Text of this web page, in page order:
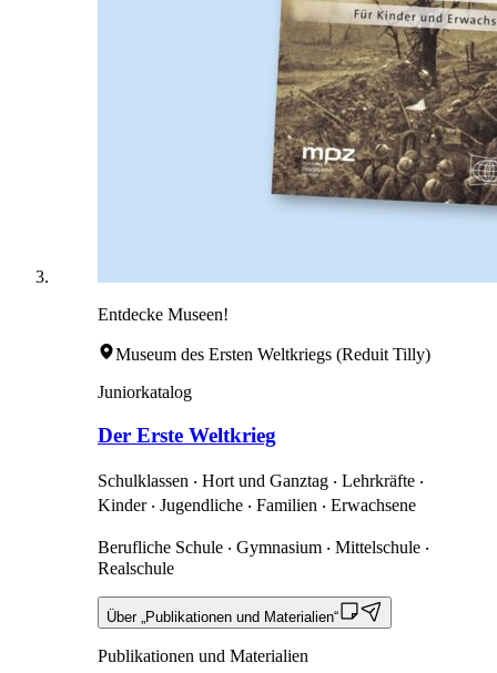
Entdecke Museen!
Museum des Ersten Weltkriegs (Reduit Tilly)
Juniorkatalog
Der Erste Weltkrieg
Schulklassen ‧ Hort und Ganztag ‧ Lehrkräfte ‧
Kinder ‧ Jugendliche ‧ Familien ‧ Erwachsene
Berufliche Schule ‧ Gymnasium ‧ Mittelschule ‧
Realschule
Über „Publikationen und Materialien“
Publikationen und Materialien